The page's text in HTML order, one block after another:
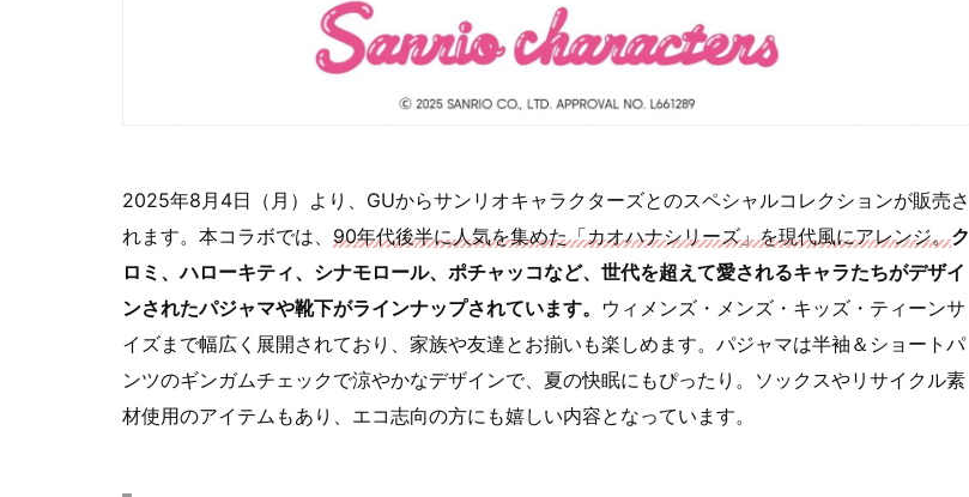
2025年8月4日（月）より、GUからサンリオキャラクターズとのスペシャルコレクションが販売さ
れます。本コラボでは、 90年代後半に人気を集めた「カオハナシリーズ」を現代風にアレンジ。ク
ロミ、ハローキティ、シナモロール、ポチャッコなど、世代を超えて愛されるキャラたちがデザイ
ンされたパジャマや靴下がラインナップされています。 ウィメンズ・メンズ・キッズ・ティーンサ
イズまで幅広く展開されており、家族や友達とお揃いも楽しめます。パジャマは半袖＆ショートパ
ンツのギンガムチェックで涼やかなデザインで、夏の快眠にもぴったり。ソックスやリサイクル素
材使用のアイテムもあり、エコ志向の方にも嬉しい内容となっています。